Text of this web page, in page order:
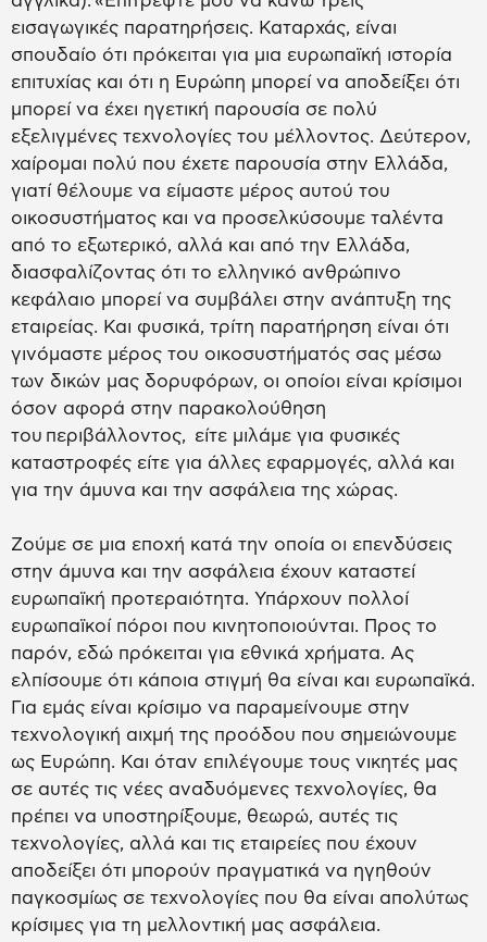
εισαγωγικές παρατηρήσεις. Καταρχάς, είναι
σπουδαίο ότι πρόκειται για μια ευρωπαϊκή ιστορία
επιτυχίας και ότι η Ευρώπη μπορεί να αποδείξει ότι
μπορεί να έχει ηγετική παρουσία σε πολύ
εξελιγμένες τεχνολογίες του μέλλοντος. Δεύτερον,
χαίρομαι πολύ που έχετε παρουσία στην Ελλάδα,
γιατί θέλουμε να είμαστε μέρος αυτού του
οικοσυστήματος και να προσελκύσουμε ταλέντα
από το εξωτερικό, αλλά και από την Ελλάδα,
διασφαλίζοντας ότι το ελληνικό ανθρώπινο
κεφάλαιο μπορεί να συμβάλει στην ανάπτυξη της
εταιρείας. Και φυσικά, τρίτη παρατήρηση είναι ότι
γινόμαστε μέρος του οικοσυστήματός σας μέσω
των δικών μας δορυφόρων, οι οποίοι είναι κρίσιμοι
όσον αφορά στην παρακολούθηση
του περιβάλλοντος, είτε μιλάμε για φυσικές
καταστροφές είτε για άλλες εφαρμογές, αλλά και
για την άμυνα και την ασφάλεια της χώρας.
Ζούμε σε μια εποχή κατά την οποία οι επενδύσεις
στην άμυνα και την ασφάλεια έχουν καταστεί
ευρωπαϊκή προτεραιότητα. Υπάρχουν πολλοί
ευρωπαϊκοί πόροι που κινητοποιούνται. Προς το
παρόν, εδώ πρόκειται για εθνικά χρήματα. Ας
ελπίσουμε ότι κάποια στιγμή θα είναι και ευρωπαϊκά.
Για εμάς είναι κρίσιμο να παραμείνουμε στην
τεχνολογική αιχμή της προόδου που σημειώνουμε
ως Ευρώπη. Και όταν επιλέγουμε τους νικητές μας
σε αυτές τις νέες αναδυόμενες τεχνολογίες, θα
πρέπει να υποστηρίξουμε, θεωρώ, αυτές τις
τεχνολογίες, αλλά και τις εταιρείες που έχουν
αποδείξει ότι μπορούν πραγματικά να ηγηθούν
παγκοσμίως σε τεχνολογίες που θα είναι απολύτως
κρίσιμες για τη μελλοντική μας ασφάλεια.